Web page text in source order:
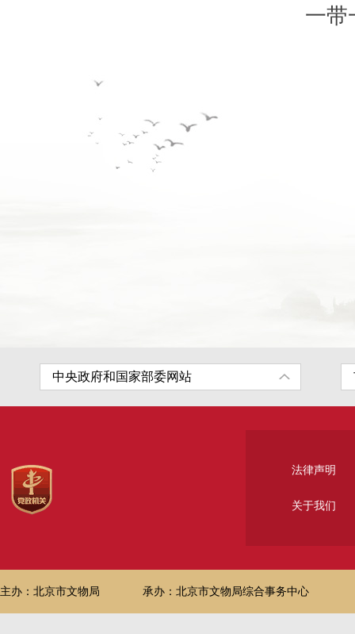
一带
法律声明
关于我们
主办：北京市文物局 承办：北京市文物局综合事务中心